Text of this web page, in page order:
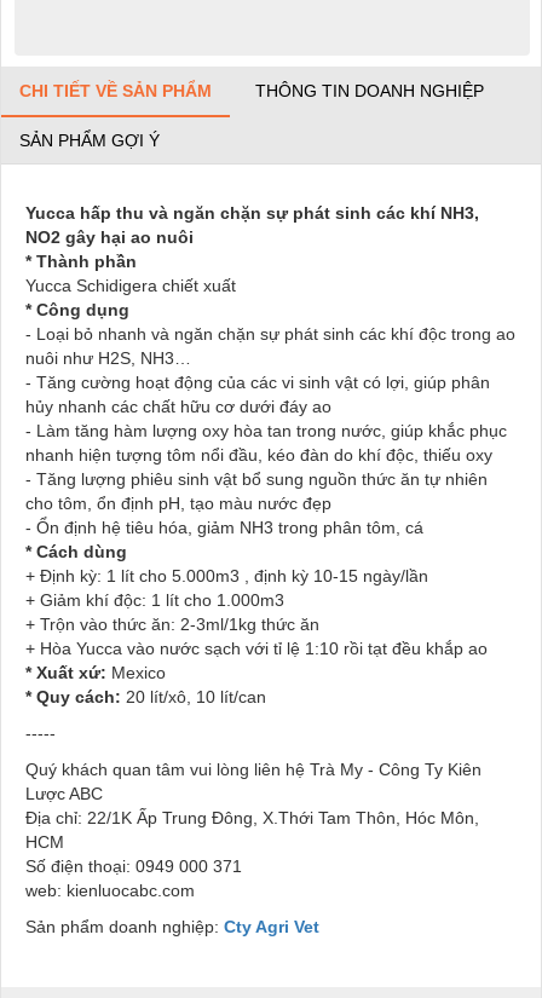
CHI TIẾT VỀ SẢN PHẨM THÔNG TIN DOANH NGHIỆP
SẢN PHẨM GỢI Ý
Yucca hấp thu và ngăn chặn sự phát sinh các khí NH3,
NO2 gây hại ao nuôi
* Thành phần
Yucca Schidigera chiết xuất
* Công dụng
- Loại bỏ nhanh và ngăn chặn sự phát sinh các khí độc trong ao
nuôi như H2S, NH3…
- Tăng cường hoạt động của các vi sinh vật có lợi, giúp phân
hủy nhanh các chất hữu cơ dưới đáy ao
- Làm tăng hàm lượng oxy hòa tan trong nước, giúp khắc phục
nhanh hiện tượng tôm nổi đầu, kéo đàn do khí độc, thiếu oxy
- Tăng lượng phiêu sinh vật bổ sung nguồn thức ăn tự nhiên
cho tôm, ổn định pH, tạo màu nước đẹp
- Ổn định hệ tiêu hóa, giảm NH3 trong phân tôm, cá
* Cách dùng
+ Định kỳ: 1 lít cho 5.000m3 , định kỳ 10-15 ngày/lần
+ Giảm khí độc: 1 lít cho 1.000m3
+ Trộn vào thức ăn: 2-3ml/1kg thức ăn
+ Hòa Yucca vào nước sạch với tỉ lệ 1:10 rồi tạt đều khắp ao
* Xuất xứ: Mexico
* Quy cách: 20 lít/xô, 10 lít/can
-----
Quý khách quan tâm vui lòng liên hệ Trà My - Công Ty Kiên
Lược ABC
Địa chỉ: 22/1K Ấp Trung Đông, X.Thới Tam Thôn, Hóc Môn,
HCM
Số điện thoại: 0949 000 371
web: kienluocabc.com
Sản phẩm doanh nghiệp: Cty Agri Vet